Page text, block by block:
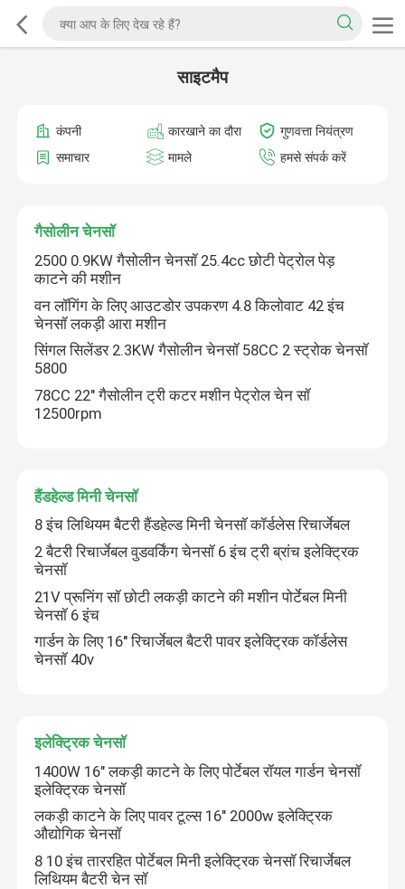
साइटमैप
कंपनी कारखाने का दौरा
गुणवत्ता नियंत्रण
समाचार
मामले हमसे संपर्क करें
गैसोलीन चेनसॉ
2500 0.9KW गैसोलीन चेनसॉ 25.4cc छोटी पेट्रोल पेड़
काटने की मशीन
वन लॉगिंग के लिए आउटडोर उपकरण 4.8 किलोवाट 42 इंच
चेनसॉ लकड़ी आरा मशीन
सिंगल सिलेंडर 2.3KW गैसोलीन चेनसॉ 58CC 2 स्ट्रोक चेनसॉ
5800
78CC 22" गैसोलीन ट्री कटर मशीन पेट्रोल चेन सॉ
12500rpm
हैंडहेल्ड मिनी चेनसॉ
8 इंच लिथियम बैटरी हैंडहेल्ड मिनी चेनसॉ कॉर्डलेस रिचार्जेबल
2 बैटरी रिचार्जेबल वुडवर्किंग चेनसॉ 6 इंच ट्री ब्रांच इलेक्ट्रिक
चेनसॉ
21V प्रूनिंग सॉ छोटी लकड़ी काटने की मशीन पोर्टेबल मिनी
चेनसॉ 6 इंच
गार्डन के लिए 16'' रिचार्जेबल बैटरी पावर इलेक्ट्रिक कॉर्डलेस
चेनसॉ 40v
इलेक्ट्रिक चेनसॉ
1400W 16" लकड़ी काटने के लिए पोर्टेबल रॉयल गार्डन चेनसॉ
इलेक्ट्रिक चेनसॉ
लकड़ी काटने के लिए पावर टूल्स 16" 2000w इलेक्ट्रिक
औद्योगिक चेनसॉ
8 10 इंच ताररहित पोर्टेबल मिनी इलेक्ट्रिक चेनसॉ रिचार्जेबल
लिथियम बैटरी चेन सॉ